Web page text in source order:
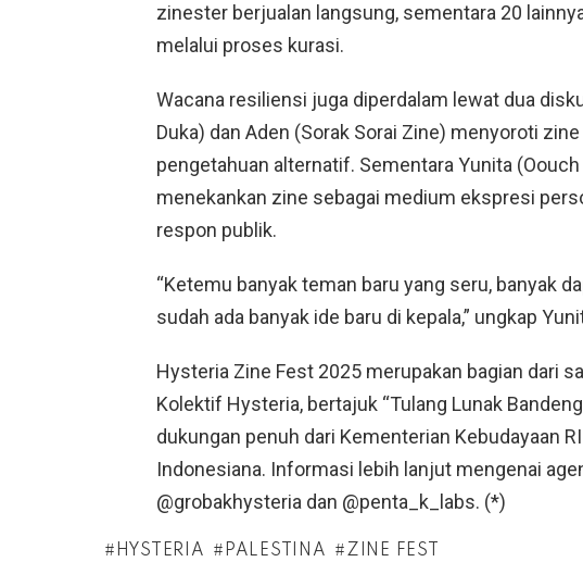
zinester berjualan langsung, sementara 20
melalui proses kurasi.
Wacana resiliensi juga diperdalam lewat dua
Duka) dan Aden (Sorak Sorai Zine) menyoroti
pengetahuan alternatif. Sementara Yunita
menekankan zine sebagai medium ekspresi
respon publik.
“Ketemu banyak teman baru yang seru, banyak
sudah ada banyak ide baru di kepala,” ungkap
Hysteria Zine Fest 2025 merupakan bagian dari
Kolektif Hysteria, bertajuk “Tulang Lunak
dukungan penuh dari Kementerian Kebudayaan
Indonesiana. Informasi lebih lanjut mengenai
@grobakhysteria dan @penta_k_labs. (*)
HYSTERIA PALESTINA ZINE FEST